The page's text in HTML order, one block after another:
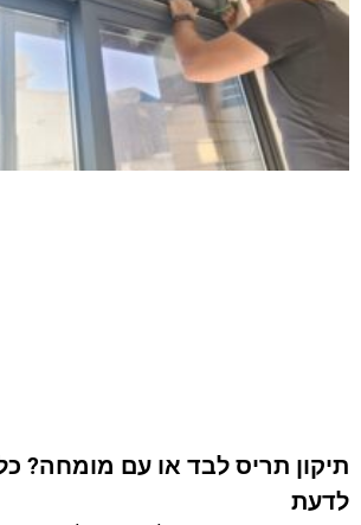
תיקון תריס לבד או עם מומחה?
לדעת
התריסים בבית עושים לנו חיים קלים, עד